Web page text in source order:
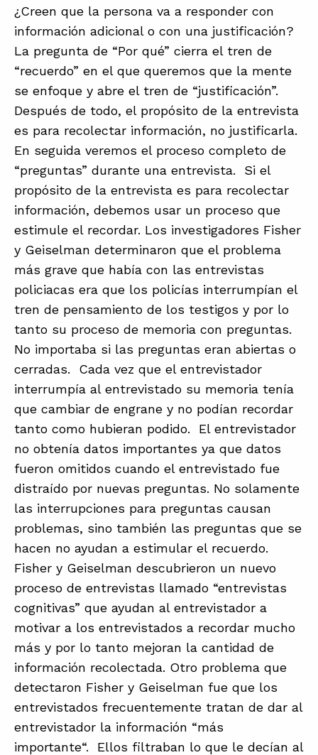
¿Creen que la persona va a responder con
información adicional o con una justificación?
La pregunta de “Por qué” cierra el tren de
“recuerdo” en el que queremos que la mente
se enfoque y abre el tren de “justificación”.
Después de todo, el propósito de la entrevista
es para recolectar información, no justificarla.
En seguida veremos el proceso completo de
“preguntas” durante una entrevista. Si el
propósito de la entrevista es para recolectar
información, debemos usar un proceso que
estimule el recordar. Los investigadores Fisher
y Geiselman determinaron que el problema
más grave que había con las entrevistas
policiacas era que los policías interrumpían el
tren de pensamiento de los testigos y por lo
tanto su proceso de memoria con preguntas.
No importaba si las preguntas eran abiertas o
cerradas. Cada vez que el entrevistador
interrumpía al entrevistado su memoria tenía
que cambiar de engrane y no podían recordar
tanto como hubieran podido. El entrevistador
no obtenía datos importantes ya que datos
fueron omitidos cuando el entrevistado fue
distraído por nuevas preguntas. No solamente
las interrupciones para preguntas causan
problemas, sino también las preguntas que se
hacen no ayudan a estimular el recuerdo.
Fisher y Geiselman descubrieron un nuevo
proceso de entrevistas llamado “entrevistas
cognitivas” que ayudan al entrevistador a
motivar a los entrevistados a recordar mucho
más y por lo tanto mejoran la cantidad de
información recolectada. Otro problema que
detectaron Fisher y Geiselman fue que los
entrevistados frecuentemente tratan de dar al
entrevistador la información “más
importante“. Ellos filtraban lo que le decían al